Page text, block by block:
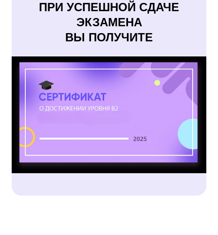
ПРИ УСПЕШНОЙ СДАЧЕ
ЭКЗАМЕНА
ВЫ ПОЛУЧИТЕ
2025